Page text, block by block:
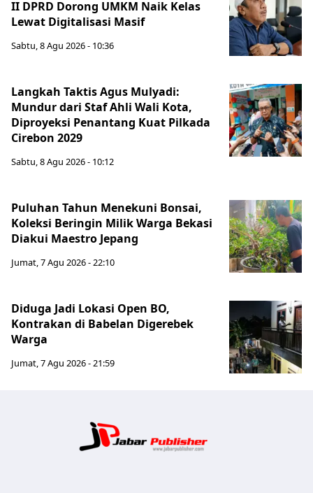
II DPRD Dorong UMKM Naik Kelas
Lewat Digitalisasi Masif
Sabtu, 8 Agu 2026 - 10:36
Langkah Taktis Agus Mulyadi:
Mundur dari Staf Ahli Wali Kota,
Diproyeksi Penantang Kuat Pilkada
Cirebon 2029
Sabtu, 8 Agu 2026 - 10:12
Puluhan Tahun Menekuni Bonsai,
Koleksi Beringin Milik Warga Bekasi
Diakui Maestro Jepang
Jumat, 7 Agu 2026 - 22:10
Diduga Jadi Lokasi Open BO,
Kontrakan di Babelan Digerebek
Warga
Jumat, 7 Agu 2026 - 21:59